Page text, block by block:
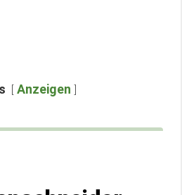
Anzeigen